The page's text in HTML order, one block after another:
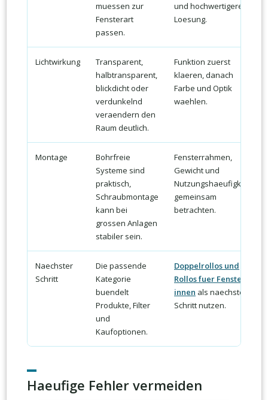
muessen zur
Fensterart
passen.
und hochwertigere
Loesung.
Lichtwirkung
Transparent,
halbtransparent,
blickdicht oder
verdunkelnd
veraendern den
Raum deutlich.
Funktion zuerst
klaeren, danach
Farbe und Optik
waehlen.
Montage
Bohrfreie
Systeme sind
praktisch,
Schraubmontage
kann bei
grossen Anlagen
stabiler sein.
Fensterrahmen,
Gewicht und
Nutzungshaeufigkeit
gemeinsam
betrachten.
Naechster
Schritt
Die passende
Kategorie
buendelt
Produkte, Filter
und
Kaufoptionen.
Doppelrollos und
Rollos fuer Fenster
innen als naechsten
Schritt nutzen.
Haeufige Fehler vermeiden